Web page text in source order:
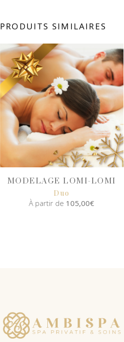
PRODUITS SIMILAIRES
MODELAGE LOMI-LOMI
Duo
À partir de 105,00€